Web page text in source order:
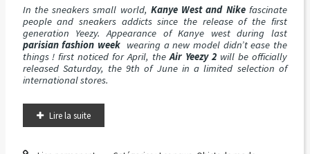
In the sneakers small world, Kanye West and Nikefascinate
people and sneakers addicts since the release of the first
generation Yeezy. Appearance of Kanye west during last
parisian fashion weekwearing a new model didn’t ease the
things ! first noticed for April, theAir Yeezy 2will be officially
released Saturday, the 9th of June in a limited selection of
international stores.
Lire la suite